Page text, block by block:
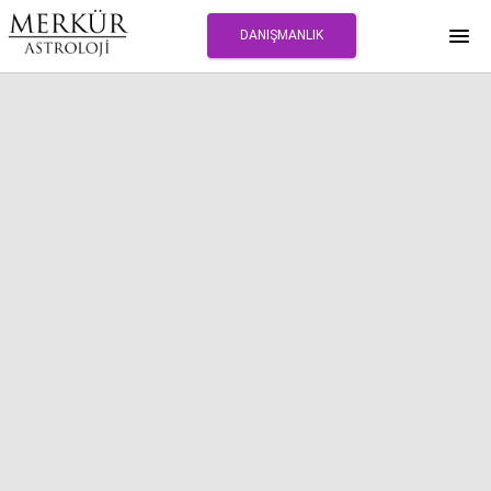
DANIŞMANLIK